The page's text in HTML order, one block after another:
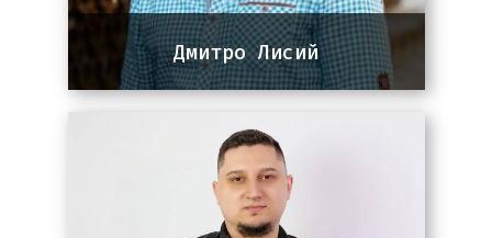
Дмитро Лисий
Team lead команди PPC
10 років досвіду в сфері діджитал
маркетингу. Практикуючий напрям –
Google Analytics, стратег у
розвитку та масштабування реклами
для інтернет-магазинів.